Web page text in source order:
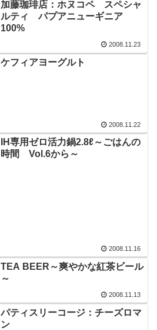
加藤珈琲店：ホヌコペ スペシャ
ルティ パプアニューギニア
100%
2008.11.23
ケフィアヨーグルト
2008.11.22
IH専用ゼロ活力鍋2.8ℓ～ごはんの
時間 Vol.6から～
2008.11.16
TEA BEER～爽やかな紅茶ビール
～
2008.11.13
パティスリーコージ：チーズロマ
ン